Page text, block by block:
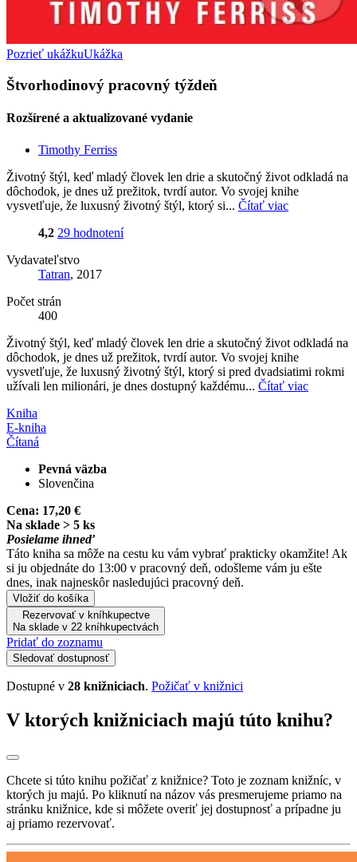
Pozrieť ukážkuUkážka
Štvorhodinový pracovný týždeň
Rozšírené a aktualizované vydanie
Timothy Ferriss
Životný štýl, keď mladý človek len drie a skutočný život odkladá na
dôchodok, je dnes už prežitok, tvrdí autor. Vo svojej knihe
vysvetľuje, že luxusný životný štýl, ktorý si... Čítať viac
4,2 29 hodnotení
Vydavateľstvo
Tatran, 2017
Počet strán
400
Životný štýl, keď mladý človek len drie a skutočný život odkladá na
dôchodok, je dnes už prežitok, tvrdí autor. Vo svojej knihe
vysvetľuje, že luxusný životný štýl, ktorý si pred dvadsiatimi rokmi
užívali len milionári, je dnes dostupný každému... Čítať viac
Kniha
E-kniha
Čítaná
Pevná väzba
Slovenčina
Cena: 17,20 €
Na sklade > 5 ks
Posielame ihneď
Táto kniha sa môže na cestu ku vám vybrať prakticky okamžite! Ak
si ju objednáte do 13:00 v pracovný deň, odošleme vám ju ešte
dnes, inak najneskôr nasledujúci pracovný deň.
Vložiť do košíka
Rezervovať v kníhkupectve
Na sklade v 22 kníhkupectvách
Pridať do zoznamu
Sledovať dostupnosť
Dostupné v 28 knižniciach. Požičať v knižnici
V ktorých knižniciach majú túto knihu?
Chcete si túto knihu požičať z knižnice? Toto je zoznam knižníc, v
ktorých ju majú. Po kliknutí na názov vás presmerujeme priamo na
stránku knižnice, kde si môžete overiť jej dostupnosť a prípadne ju
aj priamo rezervovať.